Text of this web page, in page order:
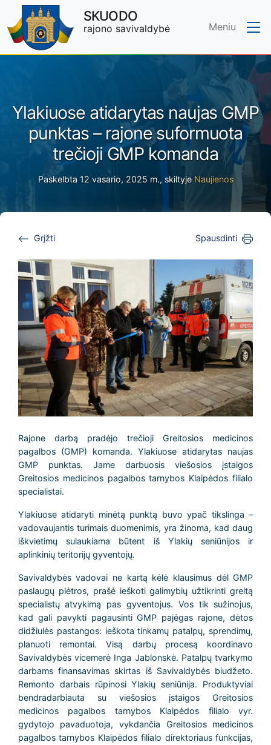
Skip to main content
SKUODO
rajono savivaldybė Meniu
Ylakiuose atidarytas naujas GMP
punktas – rajone suformuota
trečioji GMP komanda
Paskelbta 12 vasario, 2025 m., skiltyje Naujienos
Grįžti Spausdinti
Rajone darbą pradėjo trečioji Greitosios medicinos
pagalbos (GMP) komanda. Ylakiuose atidarytas naujas
GMP punktas. Jame darbuosis viešosios įstaigos
Greitosios medicinos pagalbos tarnybos Klaipėdos filialo
specialistai.
Ylakiuose atidaryti minėtą punktą buvo ypač tikslinga –
vadovaujantis turimais duomenimis, yra žinoma, kad daug
iškvietimų sulaukiama būtent iš Ylakių seniūnijos ir
aplinkinių teritorijų gyventojų.
Savivaldybės vadovai ne kartą kėlė klausimus dėl GMP
paslaugų plėtros, prašė ieškoti galimybių užtikrinti greitą
specialistų atvykimą pas gyventojus. Vos tik sužinojus,
kad gali pavykti pagausinti GMP pajėgas rajone, dėtos
didžiulės pastangos: ieškota tinkamų patalpų, sprendimų,
planuoti remontai. Visą darbų procesą koordinavo
Savivaldybės vicemerė Inga Jablonskė. Patalpų tvarkymo
darbams finansavimas skirtas iš Savivaldybės biudžeto.
Remonto darbais rūpinosi Ylakių seniūnija. Produktyviai
bendradarbiauta su viešosios įstaigos Greitosios
medicinos pagalbos tarnybos Klaipėdos filialo vyr.
gydytojo pavaduotoja, vykdančia Greitosios medicinos
pagalbos tarnybos Klaipėdos filialo direktoriaus funkcijas,